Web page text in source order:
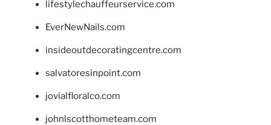
lifestylechauffeurservice.com
EverNewNails.com
insideoutdecoratingcentre.com
salvatoresinpoint.com
jovialfloralco.com
johnlscotthometeam.com